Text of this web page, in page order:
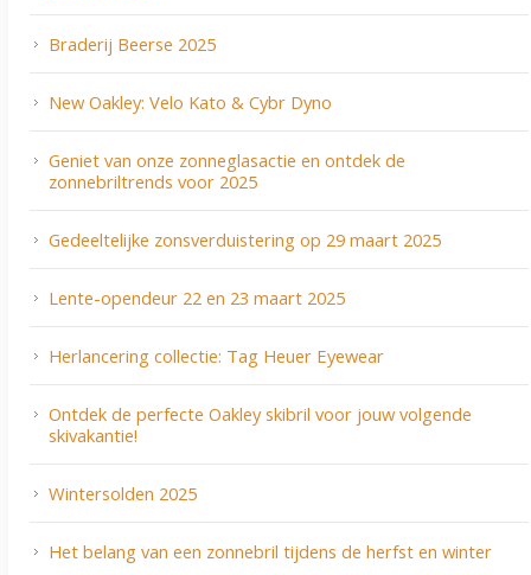
Braderij Beerse 2025
New Oakley: Velo Kato & Cybr Dyno
Geniet van onze zonneglasactie en ontdek de
zonnebriltrends voor 2025
Gedeeltelijke zonsverduistering op 29 maart 2025
Lente-opendeur 22 en 23 maart 2025
Herlancering collectie: Tag Heuer Eyewear
Ontdek de perfecte Oakley skibril voor jouw volgende
skivakantie!
Wintersolden 2025
Het belang van een zonnebril tijdens de herfst en winter